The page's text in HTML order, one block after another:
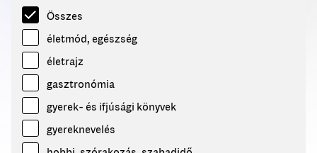
Összes
életmód, egészség
életrajz
gasztronómia
gyerek- és ifjúsági könyvek
gyereknevelés